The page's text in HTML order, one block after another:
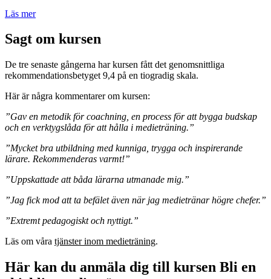
Läs mer
Sagt om kursen
De tre senaste gångerna har kursen fått det genomsnittliga
rekommendationsbetyget 9,4 på en tiogradig skala.
Här är några kommentarer om kursen:
”Gav en metodik för coachning, en process för att bygga budskap
och en verktygslåda för att hålla i medieträning.”
”Mycket bra utbildning med kunniga, trygga och inspirerande
lärare. Rekommenderas varmt!”
”Uppskattade att båda lärarna utmanade mig.”
”Jag fick mod att ta befälet även när jag medietränar högre chefer.”
”Extremt pedagogiskt och nyttigt.”
Läs om våra tjänster inom medieträning.
Här kan du anmäla dig till kursen Bli en